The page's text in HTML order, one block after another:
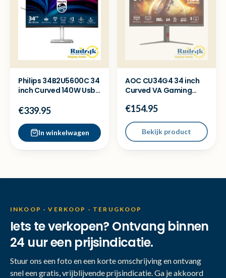
Philips 34B2U5600C 34
inch Curved 140W Usb
€339.95
In winkelwagen
AOC CU34G4 34 inch
Curved VA Gaming
Nieuw
€154.95
Bekijk product
INKOOP · VERKOOP · TERUGKOOP
Iets te verkopen? Ontvang binnen
24 uur een prijsindicatie.
Stuur ons een foto en een korte omschrijving en ontvang
snel een gratis, vrijblijvende prijsindicatie. Ga je akkoord